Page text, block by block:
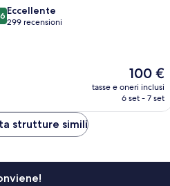
Eccellente
299 recensioni
Il
prezzo
attuale
100 €
tasse e oneri inclusi
6 set - 7 set
strutture simili